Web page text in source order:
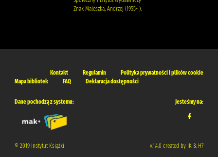
Znak Maleszka, Andrzej (1955- ).
Kontakt Regulamin
Polityka prywatności i plików cookie
Mapa bibliotek
FAQ Deklaracja dostępności
Dane pochodzą z systemu: Jesteśmy na:
© 2019 Instytut Książki v.1.4.0 created by IK & H7